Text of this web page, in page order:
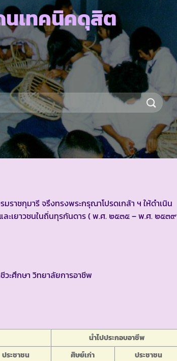
นเทคนิคดุสิต
าชกุมารี จรึงทรงพระกรุณาโปรดเกล้า ฯ ให้ดำเนิน
ละเยาวชนในถิ่นทุรกันดาร ( พ.ศ. ๒๕๓๕ – พ.ศ. ๒๕๓๙
วะศึกษา วิทยาลัยการอาชีพ
นำไปประกอบอาชีพ
ประชาชน ศิษย์เก่า
ประชาชน